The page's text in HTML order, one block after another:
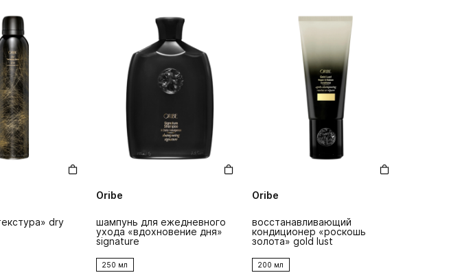
dry
Oribe
шампунь для ежедневного
ухода «вдохновение дня»
signature
250 мл
Oribe
восстанавливающий
кондиционер «роскошь
золота» gold lust
200 мл